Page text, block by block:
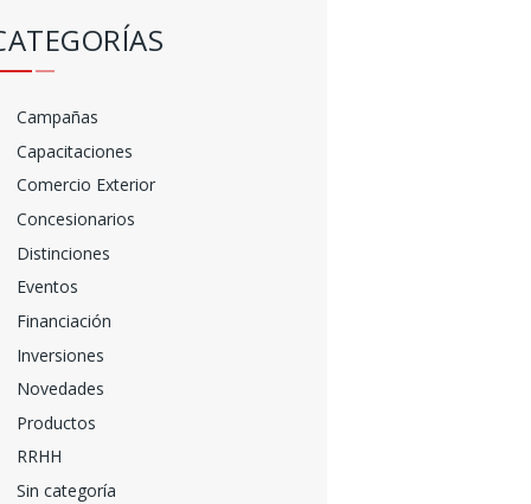
Campañas
Capacitaciones
Comercio Exterior
Concesionarios
Distinciones
Eventos
Financiación
Inversiones
Novedades
Productos
RRHH
Sin categoría